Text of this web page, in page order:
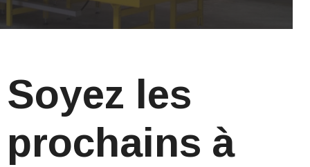
Soyez les
prochains à